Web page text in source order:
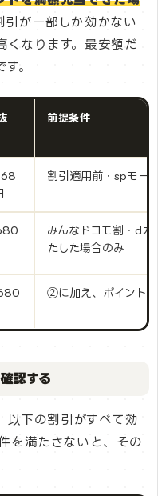
が一部しか効かない
くなります。最安額だ
。
前提条件
割引適用前・spモー
みんなドコモ割・d
たした場合のみ
②に加え、ポイント
認する
下の割引がすべて効
を満たさないと、その